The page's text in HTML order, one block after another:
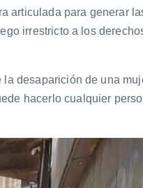
articulada para generar
irrestricto a los
desaparición de una
hacerlo cualquier